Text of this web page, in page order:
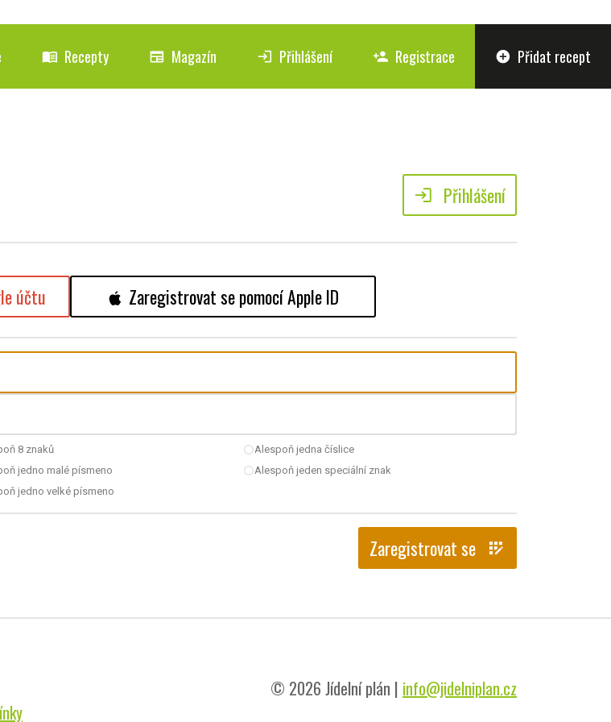
menu_book Recepty newspaper Magazín login Přihlášení person_add Registrace add_circle Přidat recept
login Přihlášení
účtu Zaregistrovat se pomocí Apple ID
8 znaků
jedno malé písmeno
jedno velké písmeno
radio_button_uncheckedAlespoň jedna číslice
radio_button_uncheckedAlespoň jeden speciální znak
Zaregistrovat se app_registration
© 2026 Jídelní plán | info@jidelniplan.cz